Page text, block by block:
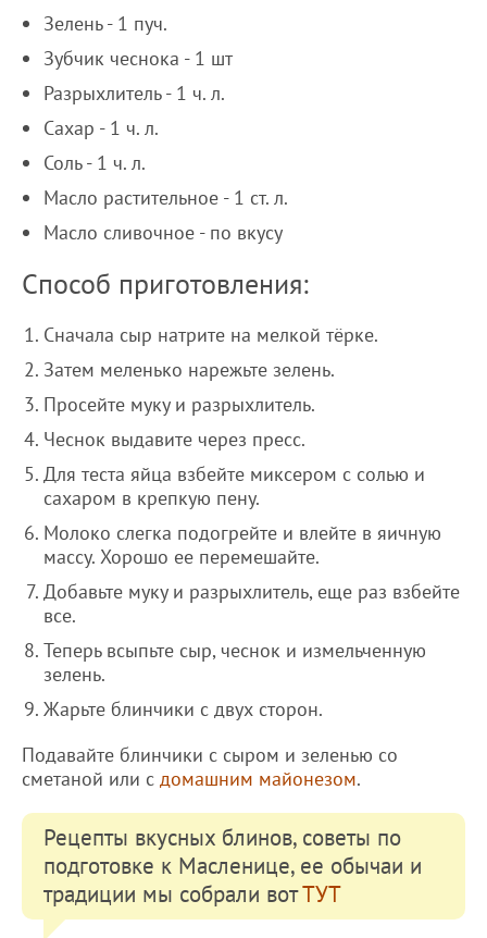
Зелень - 1 пуч.
Зубчик чеснока - 1 шт
Разрыхлитель - 1 ч. л.
Сахар - 1 ч. л.
Соль - 1 ч. л.
Масло растительное - 1 ст. л.
Масло сливочное - по вкусу
Способ приготовления:
Сначала сыр натрите на мелкой тёрке.
Затем меленько нарежьте зелень.
Просейте муку и разрыхлитель.
Чеснок выдавите через пресс.
Для теста яйца взбейте миксером с солью и
сахаром в крепкую пену.
Молоко слегка подогрейте и влейте в яичную
массу. Хорошо ее перемешайте.
Добавьте муку и разрыхлитель, еще раз взбейте
все.
Теперь всыпьте сыр, чеснок и измельченную
зелень.
Жарьте блинчики с двух сторон.
Подавайте блинчики с сыром и зеленью со
сметаной или с домашним майонезом.
Рецепты вкусных блинов, советы по
подготовке к Масленице, ее обычаи и
традиции мы собрали вотТУТ